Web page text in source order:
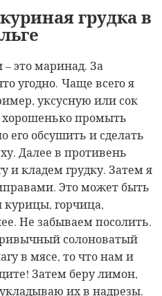
грудка в
это маринад. За
угодно. Чаще всего я
уксусную или сок
хорошенько промыть
его обсушить и сделать
Далее в противень
и кладем грудку. Затем я
Это может быть
горчица,
Не забываем посолить.
солоноватый
в мясе, то что нам и
Затем беру лимон,
их в надрезы.